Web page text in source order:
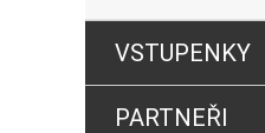
VSTUPENKY
PARTNEŘI